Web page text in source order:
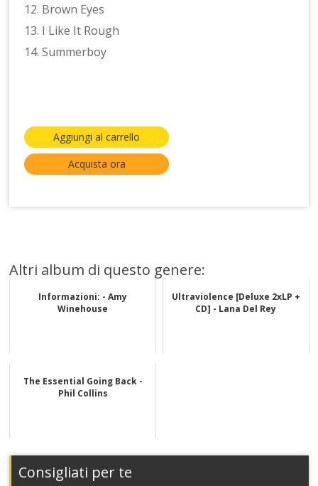
12. Brown Eyes
13. I Like It Rough
14. Summerboy
Aggiungi al carrello
Acquista ora
Altri album di questo genere:
Informazioni: - Amy
Winehouse
Ultraviolence [Deluxe 2xLP +
CD] - Lana Del Rey
The Essential Going Back -
Phil Collins
Consigliati per te